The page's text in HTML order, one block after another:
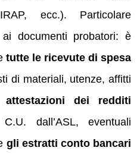
ecc.). Particolare
documenti probatori: è
tutte le ricevute di spesa
di materiali, utenze, affitti
attestazioni dei redditi
dall’ASL, eventuali
gli estratti conto bancari